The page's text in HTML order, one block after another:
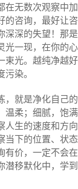
在无数次观察中
的咨询，最好让
深深的失望！那
光一现，在你的
束光。越纯净越好
染。
，就是净化自己
温柔；细腻，饱
人生的速度和方
当下的位置、状
有价，一定不会
潜移默化中，学